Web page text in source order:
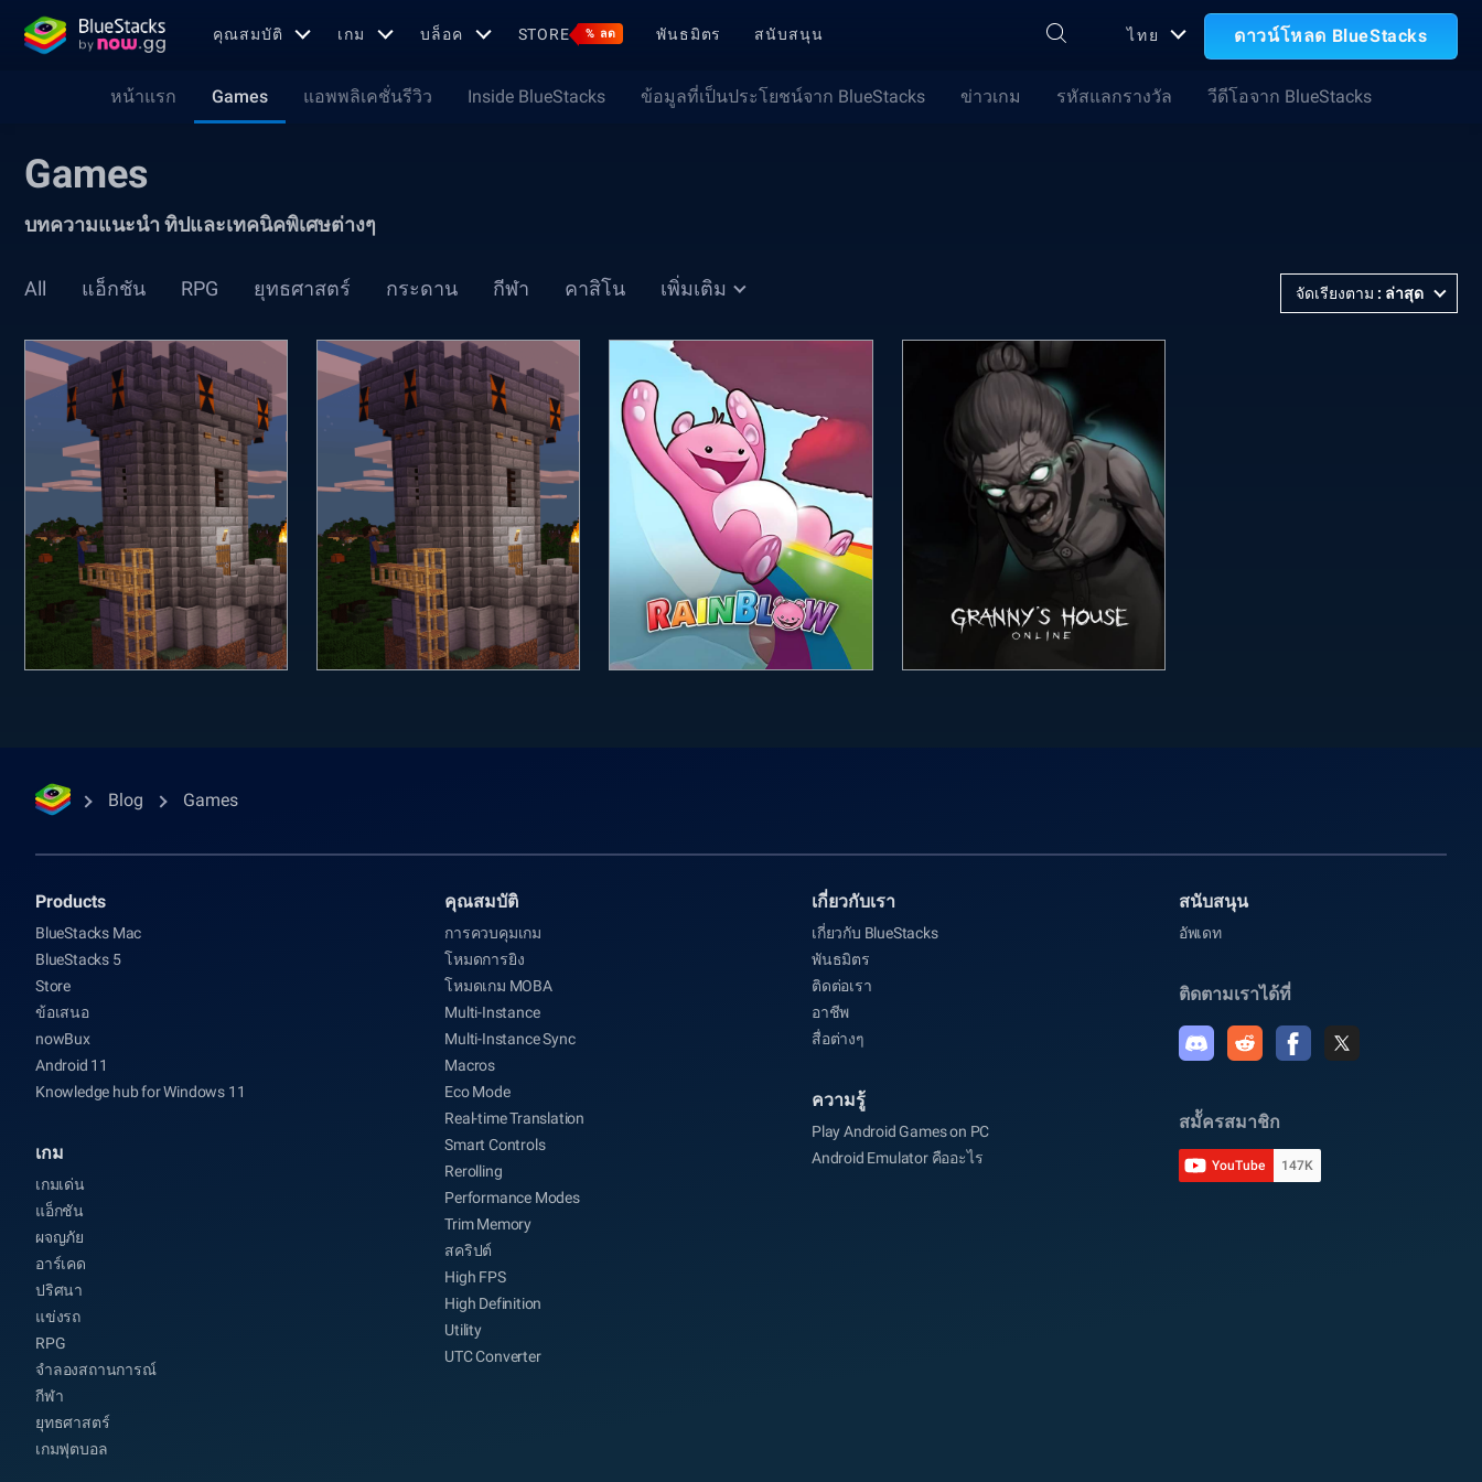
คุณสมบัติ เกม บล็อค STORE % ลด พันธมิตร สนับสนุน ไทย ดาวน์โหลด BlueStacks
หน้าแรก Games แอพพลิเคชั่นรีวิว Inside BlueStacks ข้อมูลที่เป็นประโยชน์จาก BlueStacks ข่าวเกม รหัสแลกรางวัล วีดีโอจาก BlueStacks
Games
บทความแนะนำ ทิปและเทคนิคพิเศษต่างๆ
All แอ็กชัน RPG ยุทธศาสตร์ กระดาน กีฬา คาสิโน เพิ่มเติม จัดเรียงตาม : ล่าสุด
Blog Games
Products
BlueStacks Mac
BlueStacks 5
Store
ข้อเสนอ
nowBux
Android 11
Knowledge hub for Windows 11
เกม
เกมเด่น
แอ็กชัน
ผจญภัย
อาร์เคด
ปริศนา
แข่งรถ
RPG
จำลองสถานการณ์
กีฬา
ยุทธศาสตร์
เกมฟุตบอล
คุณสมบัติ
การควบคุมเกม
โหมดการยิง
โหมดเกม MOBA
Multi-Instance
Multi-Instance Sync
Macros
Eco Mode
Real-time Translation
Smart Controls
Rerolling
Performance Modes
Trim Memory
สคริปต์
High FPS
High Definition
Utility
UTC Converter
เกี่ยวกับเรา
เกี่ยวกับ BlueStacks
พันธมิตร
ติดต่อเรา
อาชีพ
สื่อต่างๆ
ความรู้
Play Android Games on PC
Android Emulator คืออะไร
สนับสนุน
อัพเดท
ติดตามเราได้ที่
สมััครสมาชิก
YouTube 147K